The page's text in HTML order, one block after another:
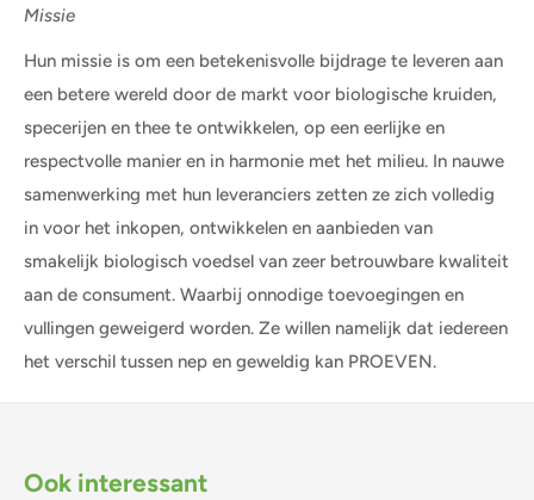
Missie
Hun missie is om een betekenisvolle bijdrage te leveren aan
een betere wereld door de markt voor biologische kruiden,
specerijen en thee te ontwikkelen, op een eerlijke en
respectvolle manier en in harmonie met het milieu. In nauwe
samenwerking met hun leveranciers zetten ze zich volledig
in voor het inkopen, ontwikkelen en aanbieden van
smakelijk biologisch voedsel van zeer betrouwbare kwaliteit
aan de consument. Waarbij onnodige toevoegingen en
vullingen geweigerd worden. Ze willen namelijk dat iedereen
het verschil tussen nep en geweldig kan PROEVEN.
Ook interessant